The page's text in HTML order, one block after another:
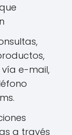
vía e-mail,
a través